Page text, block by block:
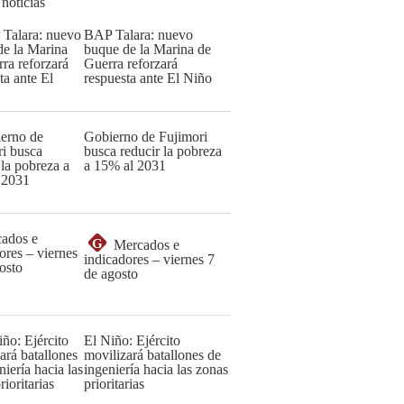
BAP Talara: nuevo
buque de la Marina de
Guerra reforzará
respuesta ante El Niño
Gobierno de Fujimori
busca reducir la pobreza
a 15% al 2031
G
Mercados e
indicadores – viernes 7
de agosto
El Niño: Ejército
movilizará batallones de
ingeniería hacia las zonas
prioritarias